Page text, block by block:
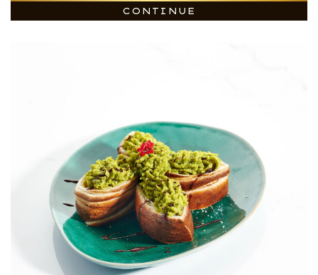
CONTINUE